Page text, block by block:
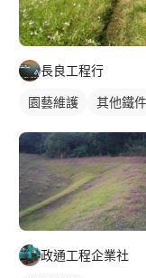
長良工程行
園藝維護 其他鐵件
政通工程企業社